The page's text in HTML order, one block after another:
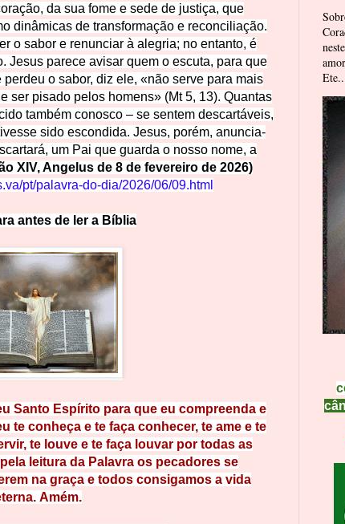
da sua fome e sede de justiça, que
dinâmicas de transformação e reconciliação.
o sabor e renunciar à alegria; no entanto, é
Jesus parece avisar quem o escuta, para que
o sabor, diz ele, «não serve para mais
ser pisado pelos homens» (Mt 5, 13). Quantas
também conosco – se sentem descartáveis,
sido escondida. Jesus, porém, anuncia-
um Pai que guarda o nosso nome, a
XIV, Angelus de 8 de fevereiro de 2026)
pt/palavra-do-dia/2026/06/09.html
antes de l era Bíblia
Santo Espírito para que eu compreenda e
te conheça e te faça con hecer, te ame e te
te louve e te faça louvar por todas as
leitura da Palavra os pecadores se
na graça e todos consigamos a vida
terna. Amém.